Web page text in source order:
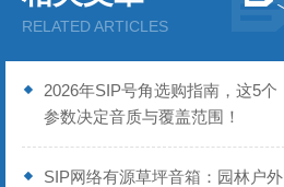
RELATED ARTICLES
2026年SIP号角选购指南，这5个
参数决定音质与覆盖范围！
SIP网络有源草坪音箱：园林户外